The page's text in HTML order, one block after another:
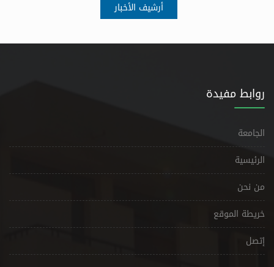
أرشيف الأخبار
روابط مفيدة
الجامعة
الرئيسية
من نحن
خريطة الموقع
إتصل